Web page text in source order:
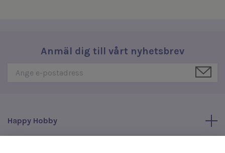
Anmäl dig till vårt nyhetsbrev
Happy Hobby